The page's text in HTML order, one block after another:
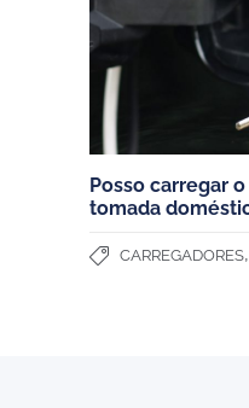
Posso carregar
tomada
CARREGADORES,